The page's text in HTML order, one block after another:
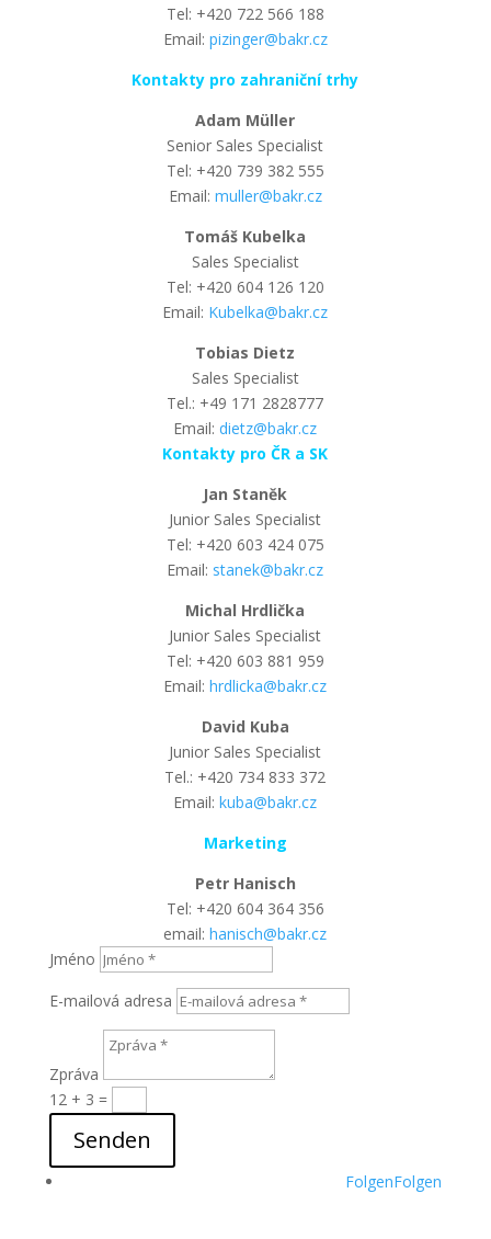
Tel: +420 722 566 188
Email: pizinger@bakr.cz
Kontakty pro zahraniční trhy
Adam Müller
Senior Sales Specialist
Tel: +420 739 382 555
Email: muller@bakr.cz
Tomáš Kubelka
Sales Specialist
Tel: +420 604 126 120
Email: Kubelka@bakr.cz
Tobias Dietz
Sales Specialist
Tel.: +49 171 2828777
Email:dietz@bakr.cz
Kontakty pro ČR a SK
Jan Staněk
Junior Sales Specialist
Tel: +420 603 424 075
Email: stanek@bakr.cz
Michal Hrdlička
Junior Sales Specialist
Tel: +420 603 881 959
Email:hrdlicka@bakr.cz
David Kuba
Junior Sales Specialist
Tel.: +420 734 833 372
Email:kuba@bakr.cz
Marketing
Petr Hanisch
Tel: +420 604 364 356
email:hanisch@bakr.cz
Jméno
E-mailová adresa
Zpráva
12 + 3 =
Senden
FolgenFolgen